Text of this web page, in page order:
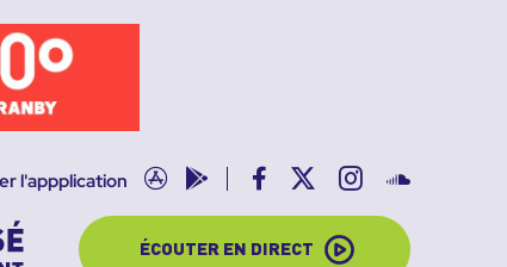
FacebookInstagram
l'appplication
App Google
ÉCOUTER EN DIRECT